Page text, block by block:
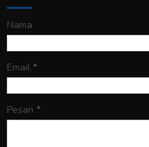
Nama
Email *
Pesan *